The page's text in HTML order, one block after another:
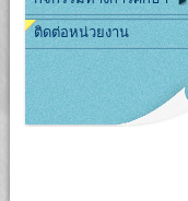
ติดต่อหน่วยงาน